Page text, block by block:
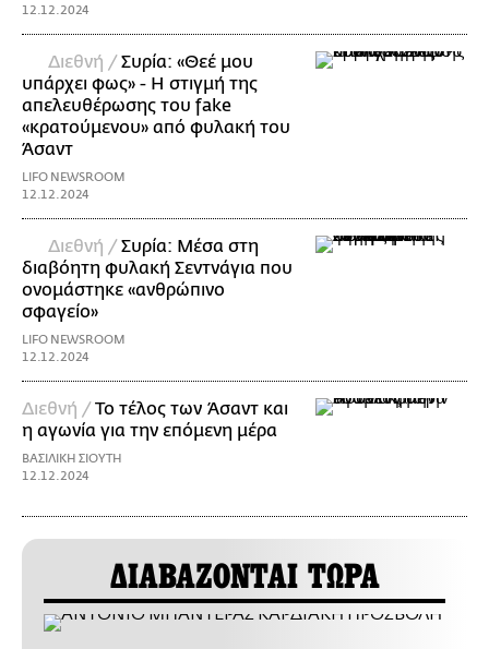
12.12.2024
Διεθνή /Συρία: «Θεέ μου
υπάρχει φως» - Η στιγμή της
απελευθέρωσης του fake
«κρατούμενου» από φυλακή του
Άσαντ
LIFO NEWSROOM
12.12.2024
Διεθνή /Συρία: Μέσα στη
διαβόητη φυλακή Σεντνάγια που
ονομάστηκε «ανθρώπινο
σφαγείο»
LIFO NEWSROOM
12.12.2024
Διεθνή /Το τέλος των Άσαντ και
η αγωνία για την επόμενη μέρα
ΒΑΣΙΛΙΚΗ ΣΙΟΥΤΗ
12.12.2024
ΔΙΑΒΑΖΟΝΤΑΙ ΤΩΡΑ